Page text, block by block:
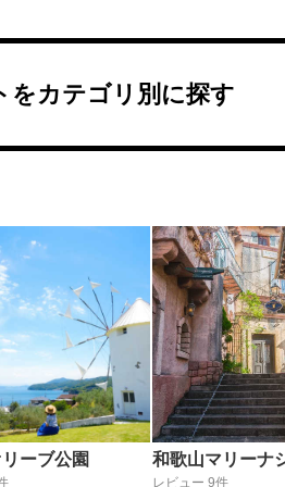
をカテゴリ別に探す
ーブ公園 和歌山マリーナ
レビュー 9件